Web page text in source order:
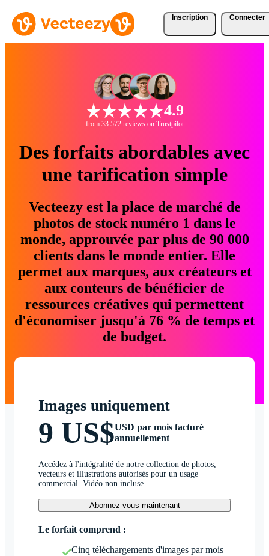
Inscription Connecter
4.9
from 33 572 reviews on Trustpilot
Des forfaits abordables avec
une tarification simple
Vecteezy est la place de marché de
photos de stock numéro 1 dans le
monde, approuvée par plus de 90 000
clients dans le monde entier. Elle
permet aux marques, aux créateurs et
aux conteurs de bénéficier de
ressources créatives qui permettent
d'économiser jusqu'à 76 % de temps et
de budget.
Images uniquement
9 US$USD par mois facturé
annuellement
Accédez à l'intégralité de notre collection de photos,
vecteurs et illustrations autorisés pour un usage
commercial. Vidéo non incluse.
Abonnez-vous maintenant
Le forfait comprend :
Cinq téléchargements d'images par mois